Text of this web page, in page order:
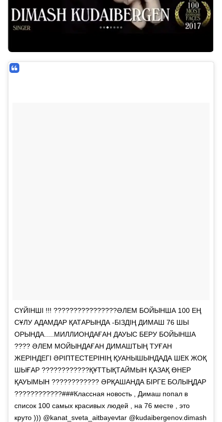
СҮЙІНШІ !!! ????????????????ӘЛЕМ БОЙЫНША 100 ЕҢ
СҰЛУ АДАМДАР ҚАТАРЫНДА -БІЗДІҢ ДИМАШ 76 ШЫ
ОРЫНДА.....МИЛЛИОНДАҒАН ДАУЫС БЕРУ БОЙЫНША
???? ӘЛЕМ МОЙЫНДАҒАН ДИМАШТЫҢ ТУҒАН
ЖЕРІНДЕГІ ӘРІПТЕСТЕРІНІҢ ҚУАНЫШЫНДАДА ШЕК ЖОҚ
ШЫҒАР ????????????ҚҰТТЫҚТАЙМЫН ҚАЗАҚ ӨНЕР
ҚАУЫМЫН ???????????? ӘРҚАШАНДА БІРГЕ БОЛЫҢДАР
????????????###Классная новость , Димаш попал в
список 100 самых красивых людей , на 76 месте , это
круто ))) @kanat_sveta_aitbayevtar @kudaibergenov.dimash